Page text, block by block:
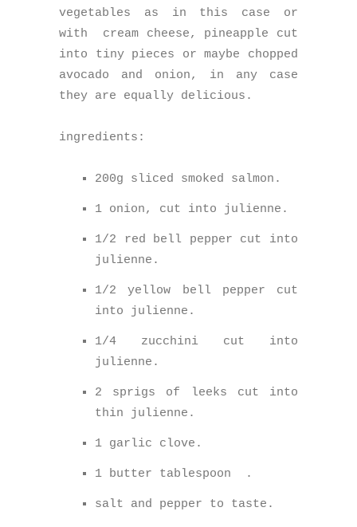
vegetables as in this case or
with
cream cheese, pineapple cut
into tiny pieces or maybe chopped
avocado and onion, in any case
they are equally delicious.
ingredients:
200g sliced smoked salmon.
1 onion, cut into julienne.
1/2 red bell pepper cut into
julienne.
1/2 yellow bell pepper cut
into julienne.
1/4 zucchini cut into
julienne.
2 sprigs of leeks cut into
thin julienne.
1 garlic clove.
1 butter tablespoon .
salt and pepper to taste.